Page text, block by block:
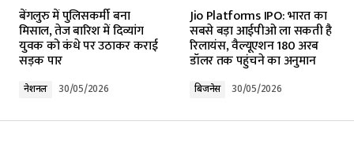
Required fields are marked*
Comment
बेंगलुरु में पुलिसकर्मी बना
मिसाल, तेज बारिश में दिव्यांग
युवक को कंधे पर उठाकर कराई
सड़क पार
नेशनल 30/05/2026
Jio Platforms IPO: भारत का
सबसे बड़ा आईपीओ ला सकती है
रिलायंस, वैल्यूएशन 180 अरब
डॉलर तक पहुंचने का अनुमान
बिजनेस 30/05/2026